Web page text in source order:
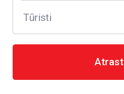
Tūristi
Atrast